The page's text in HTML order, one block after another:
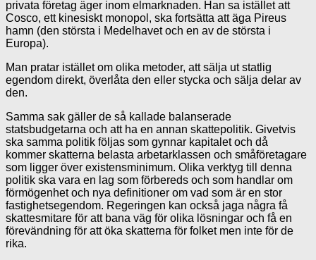
privata företag äger inom elmarknaden. Han sa istället att
Cosco, ett kinesiskt monopol, ska fortsätta att äga Pireus
hamn (den största i Medelhavet och en av de största i
Europa).
Man pratar istället om olika metoder, att sälja ut statlig
egendom direkt, överlåta den eller stycka och sälja delar av
den.
Samma sak gäller de så kallade balanserade
statsbudgetarna och att ha en annan skattepolitik. Givetvis
ska samma politik följas som gynnar kapitalet och då
kommer skatterna belasta arbetarklassen och småföretagare
som ligger över existensminimum. Olika verktyg till denna
politik ska vara en lag som förbereds och som handlar om
förmögenhet och nya definitioner om vad som är en stor
fastighetsegendom. Regeringen kan också jaga några få
skattesmitare för att bana väg för olika lösningar och få en
förevändning för att öka skatterna för folket men inte för de
rika.